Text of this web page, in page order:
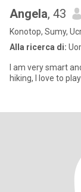
Angela, 43
Konotop, Sumy,
Alla ricerca di:
I am very smart
hiking, I love to